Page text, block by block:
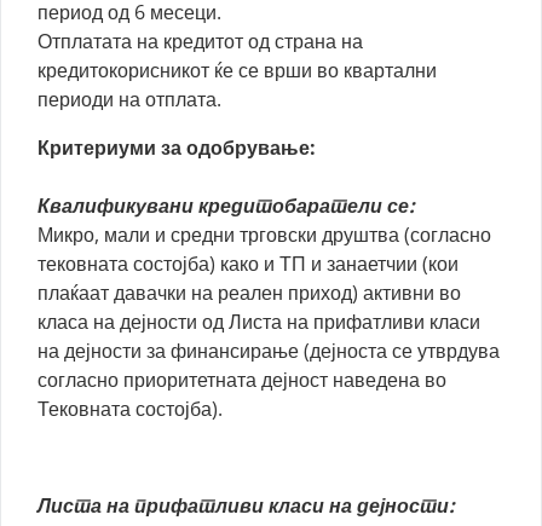
период од 6 месеци.
Отплатата на кредитот од страна на
кредитокорисникот ќе се врши во квартални
периоди на отплата.
Критериуми за одобрување:
Квалификувани кредитобаратели се:
Микро, мали и средни трговски друштва (согласно
тековната состојба) како и ТП и занаетчии (кои
плаќаат давачки на реален приход) активни во
класа на дејности од Листа на прифатливи класи
на дејности за финансирање (дејноста се утврдува
согласно приоритетната дејност наведена во
Тековната состојба).
Листа на прифатливи класи на дејности: